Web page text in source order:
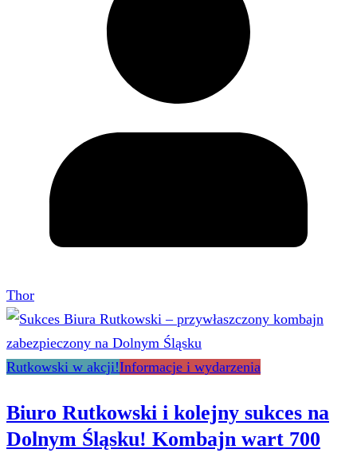
Thor
Rutkowski w akcji!Informacje i wydarzenia
Biuro Rutkowski i kolejny sukces na
Dolnym Śląsku! Kombajn wart 700